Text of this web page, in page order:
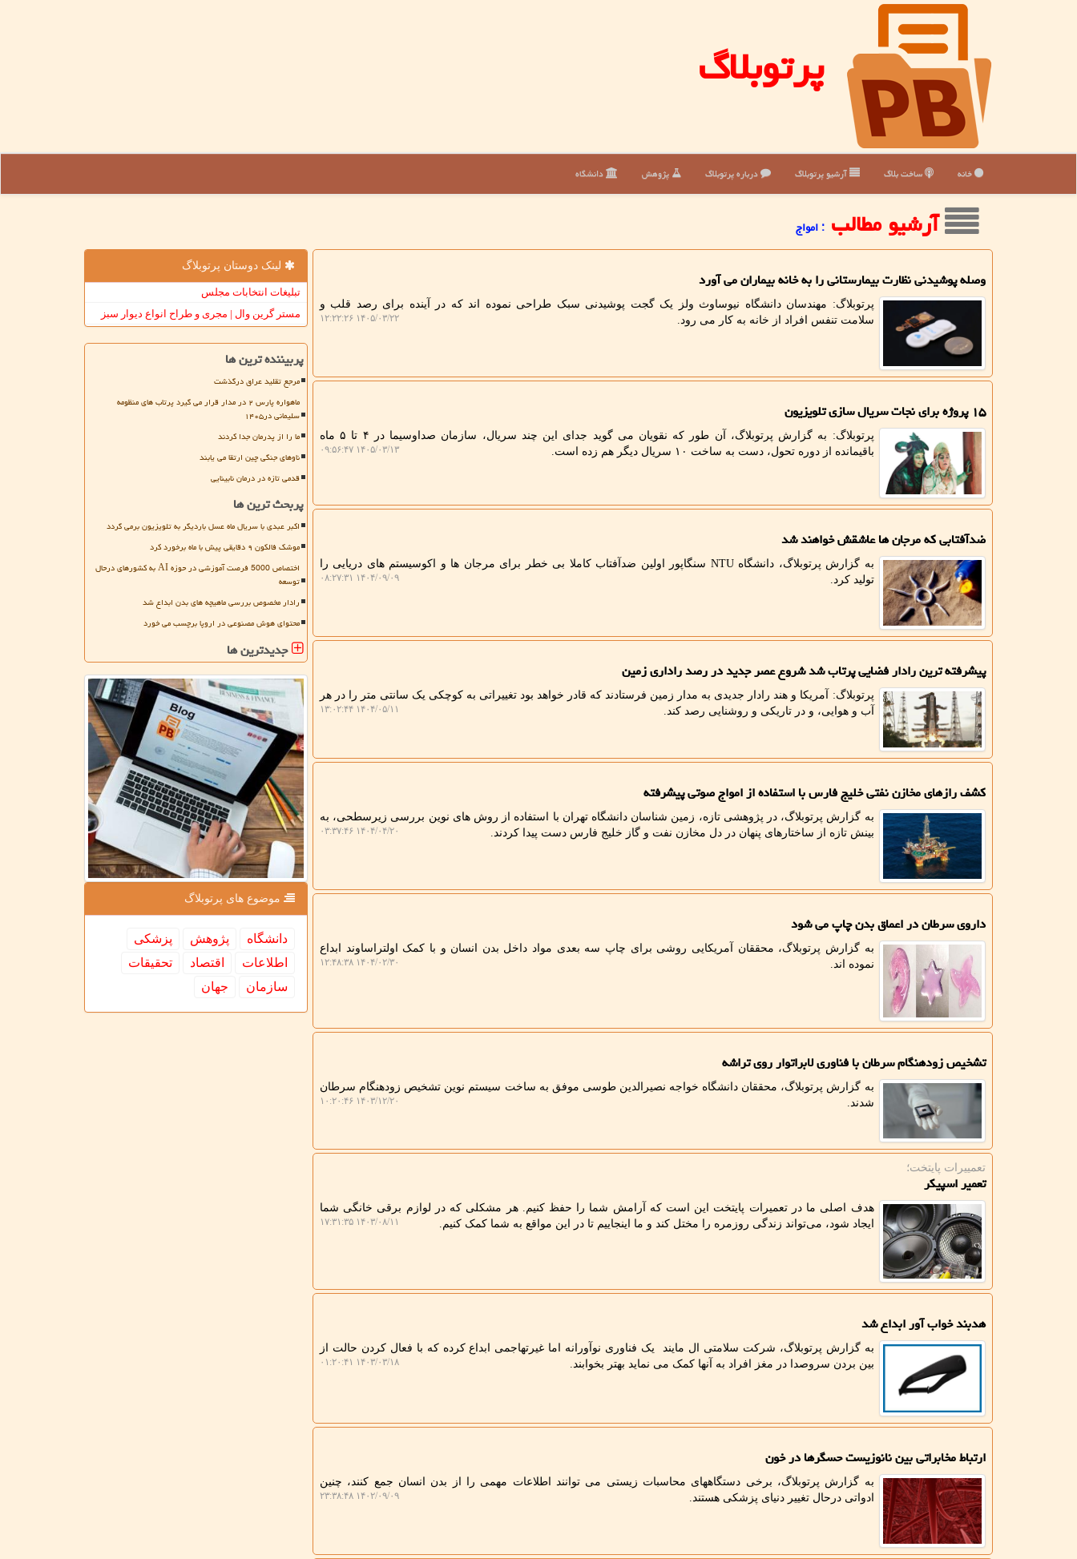
پرتوبلاگ
خانه ساخت بلاگ آرشیو پرتوبلاگ درباره پرتوبلاگ پژوهش دانشگاه
آرشیو مطالب : امواج
وصله پوشیدنی نظارت بیمارستانی را به خانه بیماران می آورد
پرتوبلاگ: مهندسان دانشگاه نیوساوث ولز یک گجت پوشیدنی سبک طراحی نموده اند که در آینده برای رصد قلب و
سلامت تنفس افراد از خانه به کار می رود.
۱۴۰۵/۰۳/۲۲ ۱۲:۲۲:۲۶
۱۵ پروژه برای نجات سریال سازی تلویزیون
پرتوبلاگ: به گزارش پرتوبلاگ، آن طور که نقویان می گوید جدای این چند سریال، سازمان صداوسیما در ۴ تا ۵ ماه
باقیمانده از دوره تحول، دست به ساخت ۱۰ سریال دیگر هم زده است.
۱۴۰۵/۰۳/۱۳ ۰۹:۵۶:۴۷
ضدآفتابی که مرجان ها عاشقش خواهند شد
به گزارش پرتوبلاگ، دانشگاه NTU سنگاپور اولین ضدآفتاب کاملا بی خطر برای مرجان ها و اکوسیستم های دریایی را
تولید کرد.
۱۴۰۴/۰۹/۰۹ ۰۸:۲۷:۳۱
پیشرفته ترین رادار فضایی پرتاب شد شروع عصر جدید در رصد راداری زمین
پرتوبلاگ: آمریکا و هند رادار جدیدی به مدار زمین فرستادند که قادر خواهد بود تغییراتی به کوچکی یک سانتی متر را در هر
آب و هوایی، و در تاریکی و روشنایی رصد کند.
۱۴۰۴/۰۵/۱۱ ۱۳:۰۲:۴۴
کشف رازهای مخازن نفتی خلیج فارس با استفاده از امواج صوتی پیشرفته
به گزارش پرتوبلاگ، در پژوهشی تازه، زمین شناسان دانشگاه تهران با استفاده از روش های نوین بررسی زیرسطحی، به
بینش تازه از ساختارهای پنهان در دل مخازن نفت و گاز خلیج فارس دست پیدا کردند.
۱۴۰۴/۰۴/۲۰ ۰۳:۳۷:۴۶
داروی سرطان در اعماق بدن چاپ می شود
به گزارش پرتوبلاگ، محققان آمریکایی روشی برای چاپ سه بعدی مواد داخل بدن انسان و با کمک اولتراساوند ابداع
نموده اند.
۱۴۰۴/۰۲/۳۰ ۱۲:۴۸:۳۸
تشخیص زودهنگام سرطان با فناوری لابراتوار روی تراشه
به گزارش پرتوبلاگ، محققان دانشگاه خواجه نصیرالدین طوسی موفق به ساخت سیستم نوین تشخیص زودهنگام سرطان
شدند.
۱۴۰۳/۱۲/۲۰ ۱۰:۲۰:۴۶
تعمییرات پایتخت؛
تعمیر اسپیکر
هدف اصلی ما در تعمیرات پایتخت این است که آرامش شما را حفظ کنیم. هر مشکلی که در لوازم برقی خانگی شما
ایجاد شود، می‌تواند زندگی روزمره را مختل کند و ما اینجاییم تا در این مواقع به شما کمک کنیم.
۱۴۰۳/۰۸/۱۱ ۱۷:۳۱:۳۵
هدبند خواب آور ابداع شد
به گزارش پرتوبلاگ، شرکت سلامتی ال مایند یک فناوری نوآورانه اما غیرتهاجمی ابداع کرده که با فعال کردن حالت از
بین بردن سروصدا در مغز افراد به آنها کمک می نماید بهتر بخوابند.
۱۴۰۳/۰۳/۱۸ ۰۱:۲۰:۴۱
ارتباط مخابراتی بین نانوزیست حسگرها در خون
به گزارش پرتوبلاگ، برخی دستگاههای محاسبات زیستی می توانند اطلاعات مهمی را از بدن انسان جمع کنند، چنین
ادواتی درحال تغییر دنیای پزشکی هستند.
۱۴۰۲/۰۹/۰۹ ۲۳:۳۸:۴۸
لینک دوستان پرتوبلاگ
تبلیغات انتخابات مجلس
مستر گرین وال | مجری و طراح انواع دیوار سبز
پربیننده ترین ها
مرجع تقلید عراق درگذشت
ماهواره پارس ۲ در مدار قرار می گیرد پرتاب های منظومه
سلیمانی در۱۴۰۵
ما را از پدرمان جدا کردند
ناوهای جنگی چین ارتقا می یابند
قدمی تازه در درمان نابینایی
پربحث ترین ها
اکبر عبدی با سریال ماه عسل باردیگر به تلویزیون برمی گردد
موشک فالکون ۹ دقایقی پیش با ماه برخورد کرد
اختصاص 5000 فرصت آموزشی در حوزه AI به کشورهای درحال
توسعه
رادار مخصوص بررسی ماهیچه های بدن ابداع شد
محتوای هوش مصنوعی در اروپا برچسب می خورد
جدیدترین ها
موضوع های پرتوبلاگ
دانشگاه پژوهش
پزشكی
اطلاعات
اقتصاد
تحقیقات
سازمان
جهان